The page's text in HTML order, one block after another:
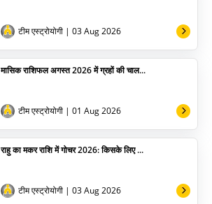
टीम एस्ट्रोयोगी | 03 Aug 2026
मासिक राशिफल अगस्त 2026 में ग्रहों की चाल...
टीम एस्ट्रोयोगी | 01 Aug 2026
राहु का मकर राशि में गोचर 2026: किसके लिए ...
टीम एस्ट्रोयोगी | 03 Aug 2026